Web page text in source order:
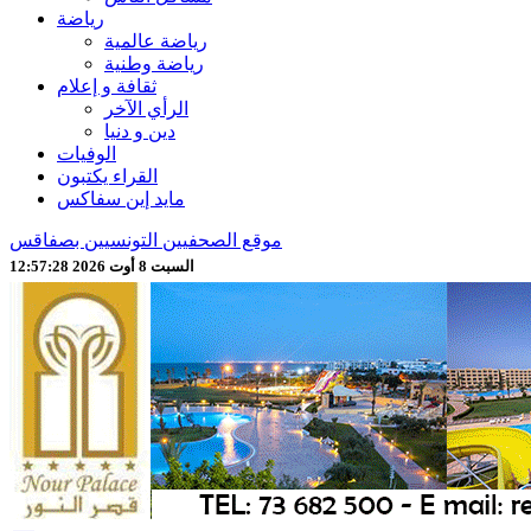
رياضة
رياضة عالمية
رياضة وطنية
ثقافة و إعلام
الرأي الآخر
دين و دنيا
الوفيات
القراء يكتبون
مايد إين سفاكس
موقع الصحفيين التونسيين بصفاقس
السبت 8 أوت 2026 12:57:30